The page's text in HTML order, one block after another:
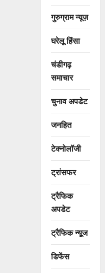
गुरुग्राम न्यूज़
घरेलू हिंसा
चंडीगढ़
समाचार
चुनाव अपडेट
जनहित
टेक्नोलॉजी
ट्रांसफर
ट्रैफिक
अपडेट
ट्रैफिक न्यूज
डिफेंस